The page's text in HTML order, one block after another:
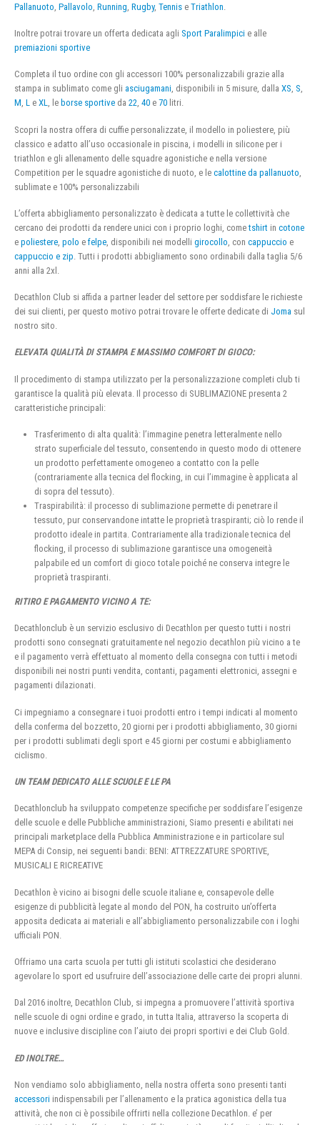
Pallanuoto Pallavolo Running Rugby, Tennis e Triathlon
Inoltre potrai trovare un offerta dedicata agli Sport Paralimpici e alle
premiazioni sportive
Completa il tuo ordine con gli accessori 100% personalizzabili grazie alla
stampa in sublimato come gli asciugamani, disponibili in 5 misure, dalla XS, S,
M, L e XL, le borse sportive da 22, 40 e 70 litri.
Scopri la nostra offera di cuffie personalizzate, il modello in poliestere, più
classico e adatto all’uso occasionale in piscina, i modelli in silicone per i
triathlon e gli allenamento delle squadre agonistiche e nella versione
Competition per le squadre agonistiche di nuoto, e le calottine da pallanuoto
sublimate e 100% personalizzabili
L’offerta abbigliamento personalizzato è dedicata a tutte le collettività che
cercano dei prodotti da rendere unici con i proprio loghi, cometshirt in cotone
e poliestere polo e felpe , disponibili nei modelli girocollo , con cappuccio e
cappuccio e zip . Tutti i prodotti abbigliamento sono ordinabili dalla taglia 5/6
anni alla 2xl.
Decathlon Club si affida a partner leader del settore per soddisfare le richieste
dei sui clienti, per questo motivo potrai trovare le offerte dedicate di Joma sul
nostro sito.
ELEVATA QUALITÀ DI STAMPA E MASSIMO COMFORT DI GIOCO:
Il procedimento di stampa utilizzato per la personalizzazione completi club ti
garantisce la qualità più elevata. Il processo di SUBLIMAZIONE presenta 2
caratteristiche principali:
Trasferimento di alta qualità: l’immagine penetra letteralmente nello
strato superficiale del tessuto, consentendo in questo modo di ottenere
un prodotto perfettamente omogeneo a contatto con la pelle
(contrariamente alla tecnica del flocking, in cui l’immagine è applicata al
di sopra del tessuto).
Traspirabilità: il processo di sublimazione permette di penetrare il
tessuto, pur conservandone intatte le proprietà traspiranti; ciò lo rende il
prodotto ideale in partita. Contrariamente alla tradizionale tecnica del
flocking, il processo di sublimazione garantisce una omogeneità
palpabile ed un comfort di gioco totale poiché ne conserva integre le
proprietà traspiranti.
RITIRO E PAGAMENTO VICINO A TE:
Decathlonclub è un servizio esclusivo di Decathlon per questo tutti i nostri
prodotti sono consegnati gratuitamente nel negozio decathlon più vicino a te
e il pagamento verrà effettuato al momento della consegna con tutti i metodi
disponibili nei nostri punti vendita, contanti, pagamenti elettronici, assegni e
pagamenti dilazionati.
Ci impegniamo a consegnare i tuoi prodotti entro i tempi indicati al momento
della conferma del bozzetto, 20 giorni per i prodotti abbigliamento, 30 giorni
per i prodotti sublimati degli sport e 45 giorni per costumi e abbigliamento
ciclismo.
UN TEAM DEDICATO ALLE SCUOLE E LE PA
Decathlonclub ha sviluppato competenze specifiche per soddisfare l’esigenze
delle scuole e delle Pubbliche amministrazioni, Siamo presenti e abilitati nei
principali marketplace della Pubblica Amministrazione e in particolare sul
MEPA di Consip, nei seguenti bandi: BENI: ATTREZZATURE SPORTIVE,
MUSICALI E RICREATIVE
Decathlon è vicino ai bisogni delle scuole italiane e, consapevole delle
esigenze di pubblicità legate al mondo del PON, ha costruito un’offerta
apposita dedicata ai materiali e all’abbigliamento personalizzabile con i loghi
ufficiali PON.
Offriamo una carta scuola per tutti gli istituti scolastici che desiderano
agevolare lo sport ed usufruire dell’associazione delle carte dei propri alunni.
Dal 2016 inoltre, Decathlon Club, si impegna a promuovere l’attività sportiva
nelle scuole di ogni ordine e grado, in tutta Italia, attraverso la scoperta di
nuove e inclusive discipline con l’aiuto dei propri sportivi e dei Club Gold.
ED INOLTRE…
Non vendiamo solo abbigliamento, nella nostra offerta sono presenti tanti
accessori indispensabili per l’allenamento e la pratica agonistica della tua
attività, che non ci è possibile offrirti nella collezione Decathlon. e’ per